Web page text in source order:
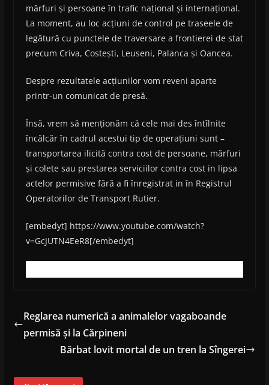
mărfuri și persoane în trafic național și internațional.
La moment, au loc acțiuni de control pe traseele de
legătură cu punctele de traversare a frontierei de stat
precum Criva, Costești, Leuseni, Palanca și Oancea.
Despre rezultatele acțiunilor vom reveni aparte
printr-un comunicat de presă.
Însă, vrem să menționăm că cele mai des întîlnite
încălcăr în cadrul acestui tip de operațiuni sunt –
transportarea ilicită contra cost de persoane, mărfuri
și colete sau prestarea serviciilor contra cost in lipsa
actelor permisive fără a fi înregistrat in în Registrul
Operatorilor de Transport Rutier.
[embedyt] https://www.youtube.com/watch?
v=GcJUTN4EeR8[/embedyt]
Reglarea numerică a animalelor vagaboande
permisă și la Cărpineni
Bărbat lovit mortal de un tren la Sîngerei